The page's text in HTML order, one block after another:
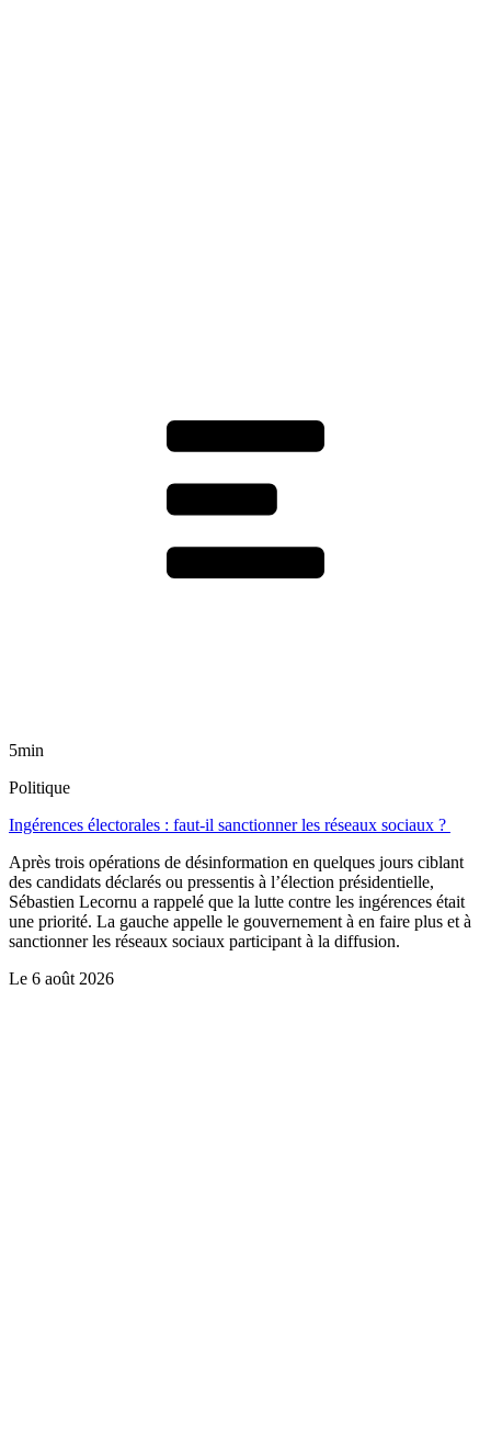
5min
Politique
Ingérences électorales : faut-il sanctionner les réseaux sociaux ?
Après trois opérations de désinformation en quelques jours ciblant
des candidats déclarés ou pressentis à l’élection présidentielle,
Sébastien Lecornu a rappelé que la lutte contre les ingérences était
une priorité. La gauche appelle le gouvernement à en faire plus et à
sanctionner les réseaux sociaux participant à la diffusion.
Le 6 août 2026